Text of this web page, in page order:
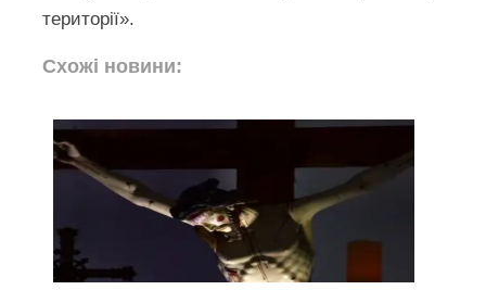
території».
Схожі новини: